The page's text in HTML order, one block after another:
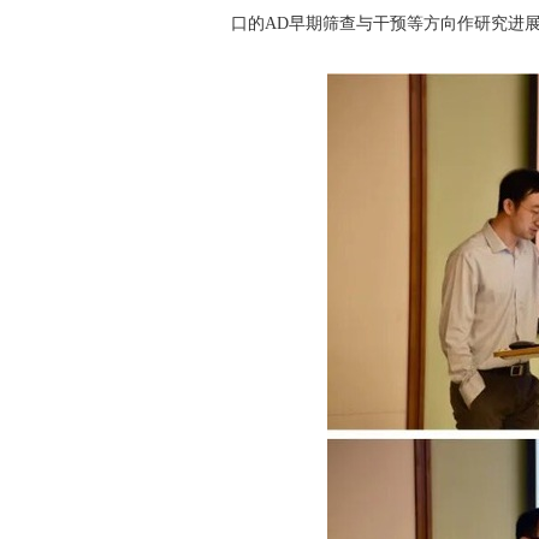
口的AD早期筛查与干预等方向作研究进